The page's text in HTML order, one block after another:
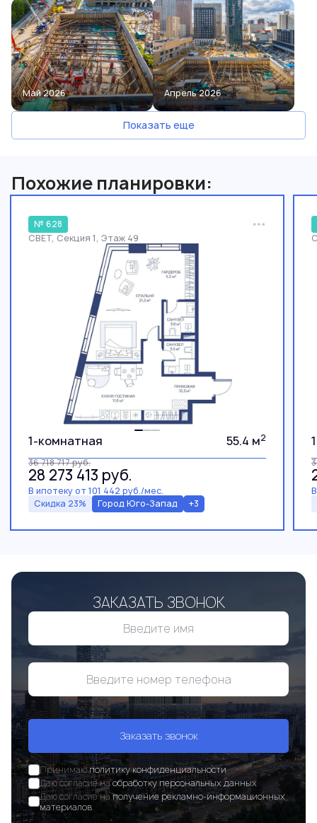
Май 2026 Апрель 2026
Показать еще
Похожие планировки:
№ 628
СВЕТ, Секция 1, Этаж 49
1-комнатная 55.4 м2
36 718 717руб.
28 273 413 руб.
В ипотеку от 101 442 руб./мес.
Скидка 23%
Город Юго-Запад +3
ЗАКАЗАТЬ ЗВОНОК
Заказать звонок
Принимаюполитику конфиденциальности
Даю согласие наобработку персональных данных
Даю согласие наполучение рекламно-информационных
материалов